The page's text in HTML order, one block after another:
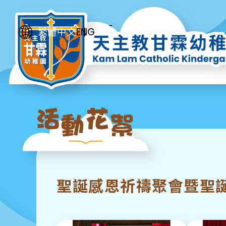
ENG
繁體中文
聖誕感恩祈禱聚會暨聖